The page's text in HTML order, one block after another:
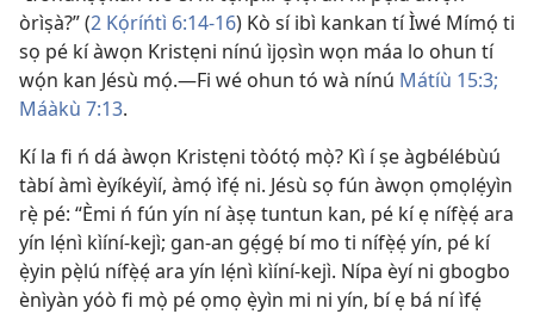
òrìṣà?” (2 Kọ́ríńtì 6:14-16) Kò sí ibì kankan tí Ìwé Mímọ́ ti
sọ pé kí àwọn Kristẹni nínú ìjọsìn wọn máa lo ohun tí
wọ́n kan Jésù mọ́.—Fi wé ohun tó wà nínú Mátíù 15:3;
Máàkù 7:13.
Kí la fi ń dá àwọn Kristẹni tòótọ́ mọ̀? Kì í ṣe àgbélébùú
tàbí àmì èyíkéyìí, àmọ́ ìfẹ́ ni. Jésù sọ fún àwọn ọmọlẹ́yìn
rẹ̀ pé: “Èmi ń fún yín ní àṣẹ tuntun kan, pé kí ẹ nífẹ̀ẹ́ ara
yín lẹ́nì kìíní-kejì; gan-an gẹ́gẹ́ bí mo ti nífẹ̀ẹ́ yín, pé kí
ẹ̀yin pẹ̀lú nífẹ̀ẹ́ ara yín lẹ́nì kìíní-kejì. Nípa èyí ni gbogbo
ènìyàn yóò fi mọ̀ pé ọmọ ẹ̀yìn mi ni yín, bí ẹ bá ní ìfẹ́